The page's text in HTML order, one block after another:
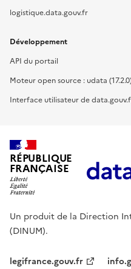
logistique.data.gouv.fr
Développement
API du portail
Moteur open source : udata
Interface utilisateur de
RÉPUBLIQUE
FRANÇAISE
Un produit de la Direction
(DINUM).
legifrance.gouv.fr